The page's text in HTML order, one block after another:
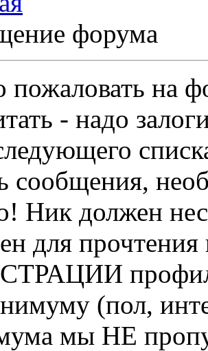
форума
пожаловать на
- надо
сообщения,
Ник должен
для
профиль
(пол,
мы НЕ